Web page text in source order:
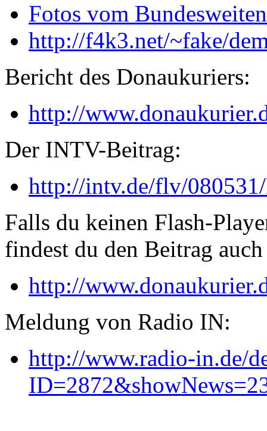
Fotos vom
http://f4k3.net/~fake/
Bericht des Donaukuriers:
http://
Der INTV-Beitrag:
http://intv.de/flv/
Falls du keinen Flash-
findest du den Beitrag
http://
Meldung von Radio IN:
http://www.radio-in.de/